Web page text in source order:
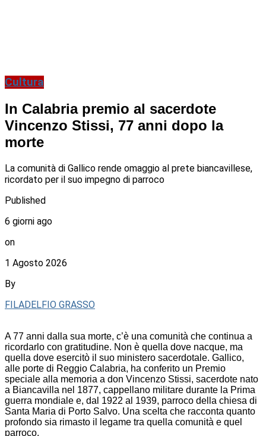
Cultura
In Calabria premio al sacerdote
Vincenzo Stissi, 77 anni dopo la
morte
La comunità di Gallico rende omaggio al prete biancavillese,
ricordato per il suo impegno di parroco
Published
6 giorni ago
on
1 Agosto 2026
By
FILADELFIO GRASSO
A 77 anni dalla sua morte, c’è una comunità che continua a
ricordarlo con gratitudine. Non è quella dove nacque, ma
quella dove esercitò il suo ministero sacerdotale. Gallico,
alle porte di Reggio Calabria, ha conferito un Premio
speciale alla memoria a don Vincenzo Stissi, sacerdote nato
a Biancavilla nel 1877, cappellano militare durante la Prima
guerra mondiale e, dal 1922 al 1939, parroco della chiesa di
Santa Maria di Porto Salvo. Una scelta che racconta quanto
profondo sia rimasto il legame tra quella comunità e quel
parroco.